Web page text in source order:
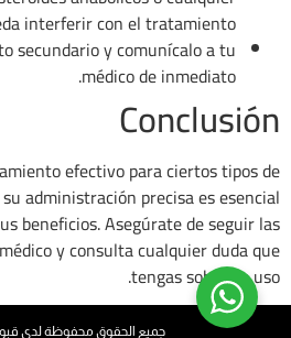
interferir con el tratamiento.
secundario y comunícalo a tu
médico de inmediato.
Conclusión
efectivo para ciertos tipos de
administración precisa es esencial
beneficios. Asegúrate de seguir las
y consulta cualquier duda que
tengas sobre su uso.
جميع الحقوق محفوظة لدى قبول